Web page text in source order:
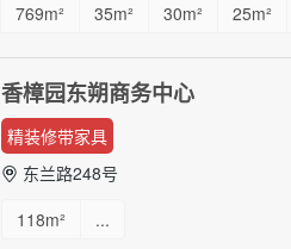
769m²
35m² 30m² 25m²
香樟园东朔商务中心
精装修带家具
东兰路248号
118m²
...